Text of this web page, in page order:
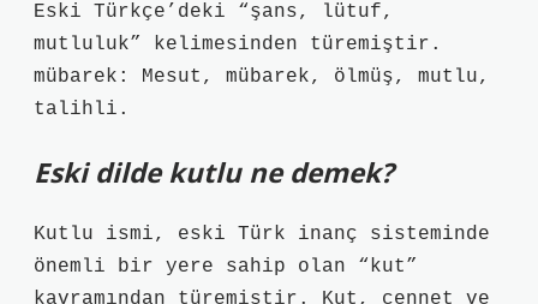
Eski Türkçe’deki “şans, lütuf,
mutluluk” kelimesinden türemiştir.
mübarek: Mesut, mübarek, ölmüş, mutlu,
talihli.
Eski dilde kutlu ne demek?
Kutlu ismi, eski Türk inanç sisteminde
önemli bir yere sahip olan “kut”
kavramından türemiştir. Kut, cennet ve